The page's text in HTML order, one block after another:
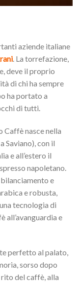
aziende italiane
. La torrefazione,
deve il proprio
di chi ha sempre
ha portato a
di tutti.
Caffè nasce nella
Saviano), con il
e all’estero il
napoletano.
e
e robusta,
tecnologia di
all’avanguardia e
perfetto al palato,
sorso dopo
del caffè, alla